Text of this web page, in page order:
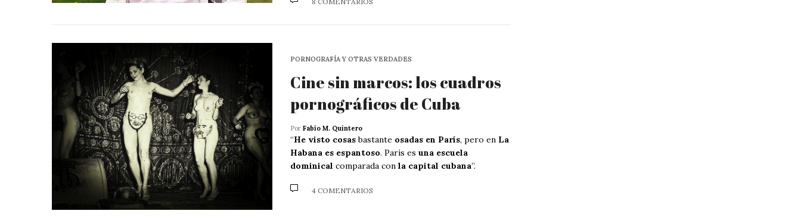
PORNOGRAFÍA Y OTRAS VERDADES
Cine sin marcos: los cuadros
pornográficos de Cuba
Por Fabio M. Quintero
“He visto cosasbastante osadas en París, pero en La
Habana es espantoso. París es una escuela
dominical comparada con la capital cubana”.
4 COMENTARIOS